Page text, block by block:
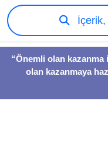
“Önemli olan
olan kazanmaya